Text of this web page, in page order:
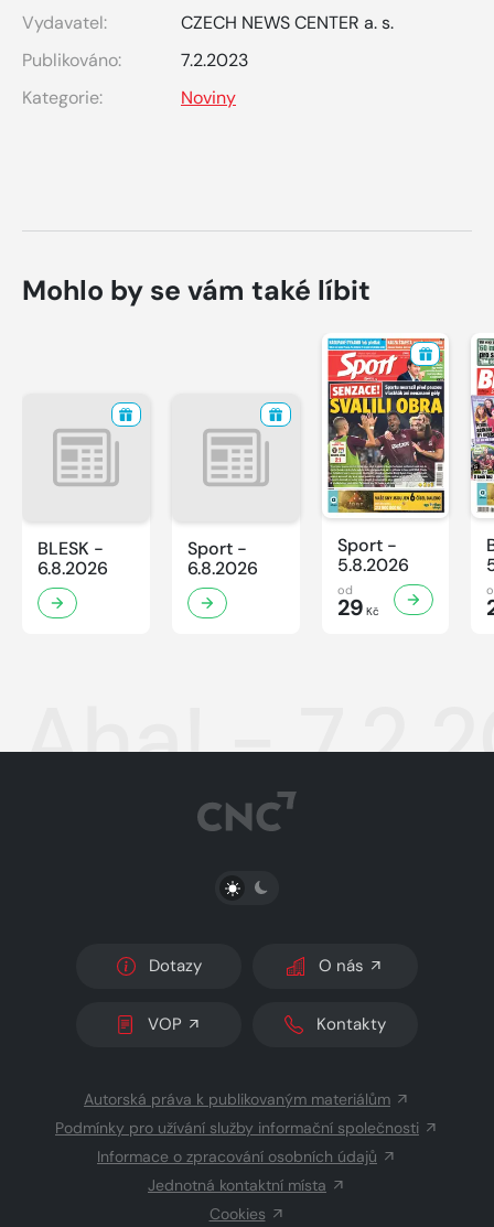
Vydavatel:
CZECH NEWS CENTER a. s.
Publikováno:
7.2.2023
Kategorie:
Noviny
Mohlo by se vám také líbit
BLESK -
6.8.2026
Sport -
6.8.2026
Sport -
5.8.2026
od
29 Kč
Aha! -
PŘEPNOUT SVĚTLÝ/TMAVÝ REŽIM
Dotazy O nás
VOP Kontakty
Autorská práva k publikovaným materiálům
Podmínky pro užívání služby informační společnosti
Informace o zpracování osobních údajů
Jednotná kontaktní místa
Cookies